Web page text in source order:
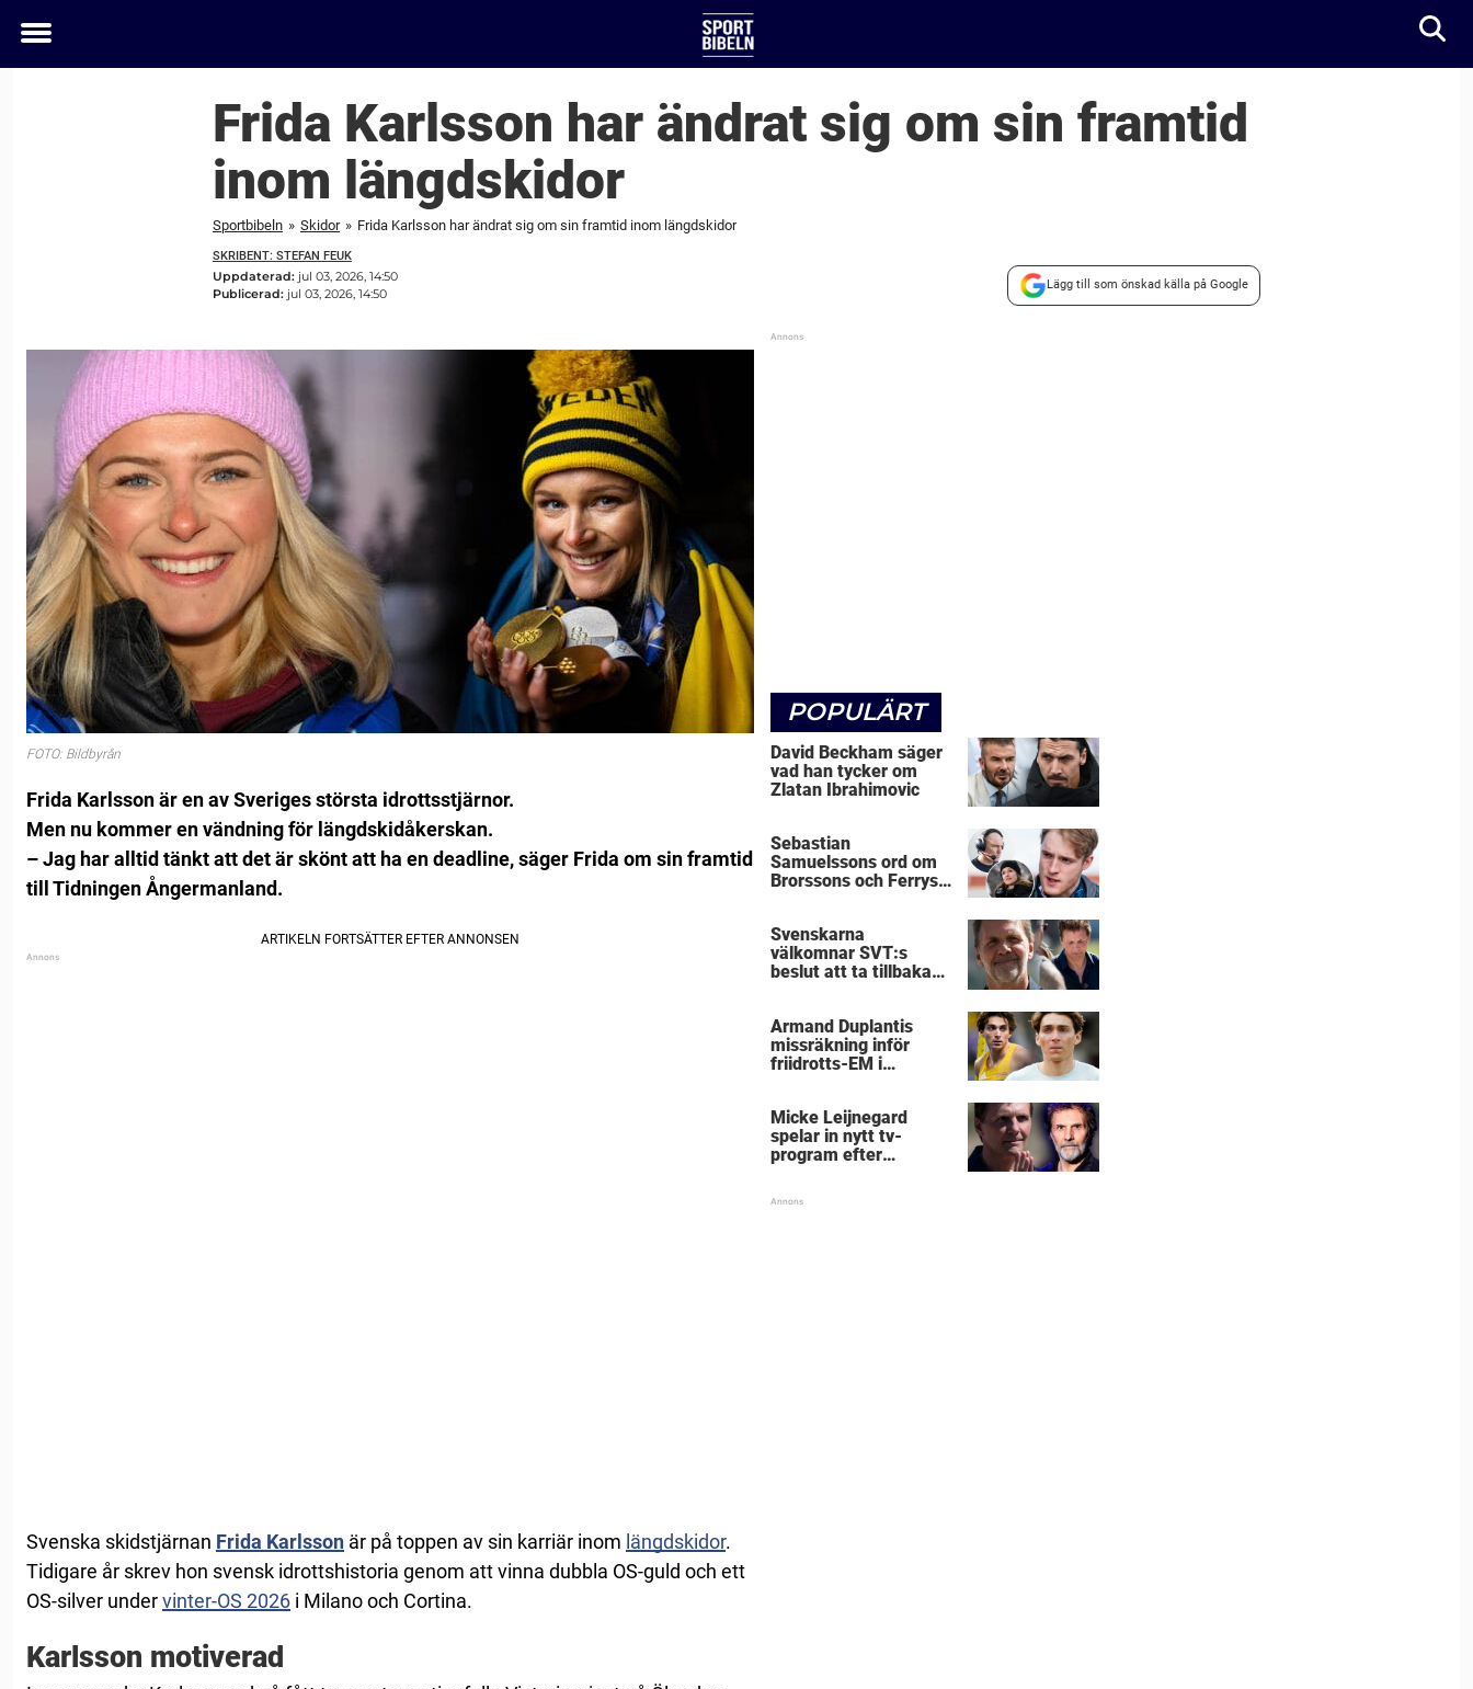
Toggle
Frida Karlsson har ändrat sig om sin framtid
inom längdskidor
Sportbibeln » Skidor » Frida Karlsson har ändrat sig om sin framtid inom längdskidor
SKRIBENT: STEFAN FEUK
Uppdaterad: jul 03, 2026, 14:50
Publicerad: jul 03, 2026, 14:50
Lägg till som önskad källa på Google
FOTO: Bildbyrån
Frida Karlsson är en av Sveriges största idrottsstjärnor.
Men nu kommer en vändning för längdskidåkerskan.
– Jag har alltid tänkt att det är skönt att ha en deadline, säger Frida om sin framtid
till Tidningen Ångermanland.
Svenska skidstjärnan Frida Karlsson är på toppen av sin karriär inom längdskidor.
Tidigare år skrev hon svensk idrottshistoria genom att vinna dubbla OS-guld och ett
OS-silver undervinter-OS 2026 i Milano och Cortina.
Karlsson motiverad
POPULÄRT
David Beckham säger
vad han tycker om
Zlatan Ibrahimovic
Sebastian
Samuelssons ord om
Brorssons och Ferrys
Svenskarna
välkomnar SVT:s
beslut att ta tillbaka
Armand Duplantis
missräkning inför
friidrotts-EM i
Micke Leijnegard
spelar in nytt tv-
program efter